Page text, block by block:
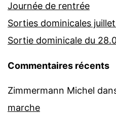
Journée de rentrée
Sorties dominicales
Sortie dominicale du
Commentaires récents
Zimmermann Michel
marche